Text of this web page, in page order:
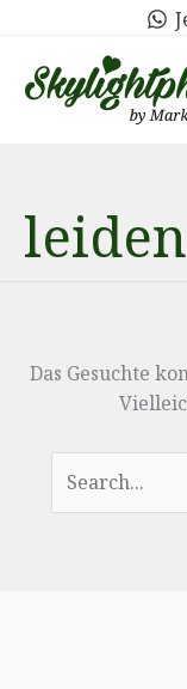
springen
Das Gesuchte
nach: